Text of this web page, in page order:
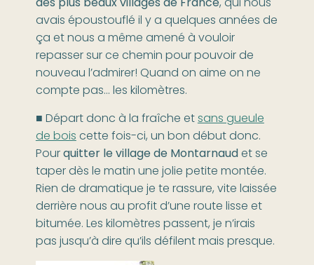
des plus beaux villages de France, qui nous
avais époustouflé il y a quelques années de
ça et nous a même amené à vouloir
repasser sur ce chemin pour pouvoir de
nouveau l’admirer! Quand on aime on ne
compte pas… les kilomètres.
■ Départ donc à la fraîche etsans gueule
de boiscette fois-ci, un bon début donc.
Pourquitter le village de Montarnaudet se
taper dès le matin une jolie petite montée.
Rien de dramatique je te rassure, vite laissée
derrière nous au profit d’une route lisse et
bitumée. Les kilomètres passent, je n’irais
pas jusqu’à dire qu’ils défilent mais presque.